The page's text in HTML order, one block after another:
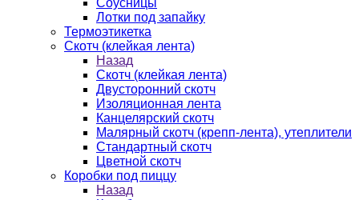
Соусницы
Лотки под запайку
Термоэтикетка
Скотч (клейкая лента)
Назад
Скотч (клейкая лента)
Двусторонний скотч
Изоляционная лента
Канцелярский скотч
Малярный скотч (крепп-лента), утеплители
Стандартный скотч
Цветной скотч
Коробки под пиццу
Назад